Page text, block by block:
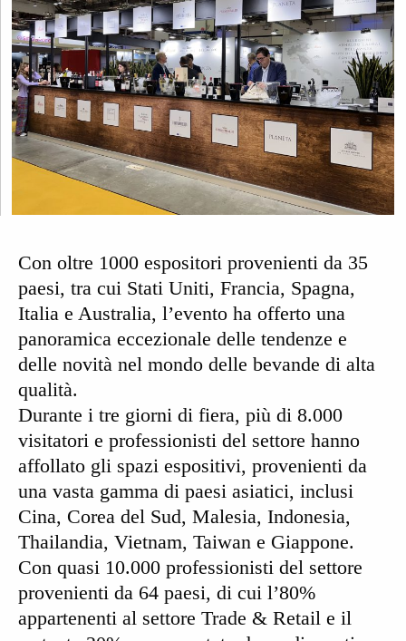
Con oltre 1000 espositori provenienti da 35
paesi, tra cui Stati Uniti, Francia, Spagna,
Italia e Australia, l’evento ha offerto una
panoramica eccezionale delle tendenze e
delle novità nel mondo delle bevande di alta
qualità.
Durante i tre giorni di fiera, più di 8.000
visitatori e professionisti del settore hanno
affollato gli spazi espositivi, provenienti da
una vasta gamma di paesi asiatici, inclusi
Cina, Corea del Sud, Malesia, Indonesia,
Thailandia, Vietnam, Taiwan e Giappone.
Con quasi 10.000 professionisti del settore
provenienti da 64 paesi, di cui l’80%
appartenenti al settore Trade & Retail e il